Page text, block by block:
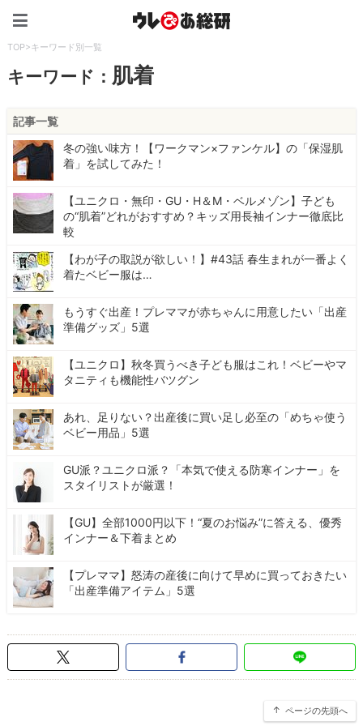
TOP>キーワード別一覧
キーワード： 肌着
記事一覧
冬の強い味方！【ワークマン×ファンケル】の「保湿肌
着」を試してみた！
【ユニクロ・無印・GU・H＆M・ベルメゾン】子ども
の“肌着”どれがおすすめ？キッズ用長袖インナー徹底比
較
【わが子の取説が欲しい！】#43話 春生まれが一番よく
着たベビー服は…
もうすぐ出産！プレママが赤ちゃんに用意したい「出産
準備グッズ」5選
【ユニクロ】秋冬買うべき子ども服はこれ！ベビーやマ
タニティも機能性バツグン
あれ、足りない？出産後に買い足し必至の「めちゃ使う
ベビー用品」5選
GU派？ユニクロ派？「本気で使える防寒インナー」を
スタイリストが厳選！
【GU】全部1000円以下！“夏のお悩み”に答える、優秀
インナー＆下着まとめ
【プレママ】怒涛の産後に向けて早めに買っておきたい
「出産準備アイテム」5選
ページの先頭へ